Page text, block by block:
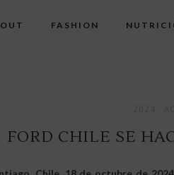
FASHION
FORD CHILE SE